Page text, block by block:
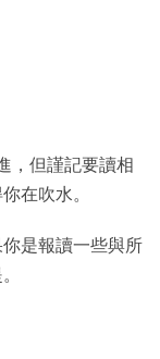
，但謹記要讀相
在吹水。
是報讀一些與所